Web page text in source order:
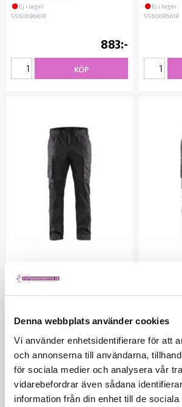
Denna webbplats använder cookies
Vi använder enhetsidentifierare för att
och annonserna till användarna,
för sociala medier och analysera vår
vidarebefordrar även sådana
information från din enhet till de sociala
Ej i lager
5560696618
883
KÖP
Ej i lager
5560696618
Servicebyxa med Stretch
5560696618
883
KÖP
5560696618